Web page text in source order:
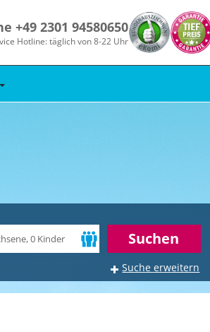
+49 2301 94580650
Hotline: täglich von 8-22 Uhr
Suchen
Suche erweitern